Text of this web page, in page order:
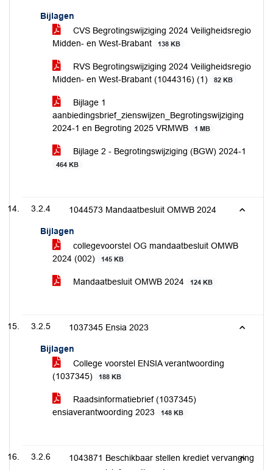
Bijlagen
CVS Begrotingswijziging 2024 Veiligheidsregio
Midden- en West-Brabant
138 KB
RVS Begrotingswijziging 2024 Veiligheidsregio
Midden- en West-Brabant (1044316) (1)
82 KB
Bijlage 1
aanbiedingsbrief_zienswijzen_Begrotingswijziging
2024-1 en Begroting 2025 VRMWB
1 MB
Bijlage 2 - Begrotingswijziging (BGW) 2024-1
464 KB
3.2.4 1044573 Mandaatbesluit OMWB 2024
Bijlagen
collegevoorstel OG mandaatbesluit OMWB
2024 (002)
145 KB
Mandaatbesluit OMWB 2024 124 KB
3.2.5 1037345 Ensia 2023
Bijlagen
College voorstel ENSIA verantwoording
(1037345)
188 KB
Raadsinformatiebrief (1037345)
ensiaverantwoording 2023
148 KB
3.2.6
1043871 Beschikbaar stellen krediet vervanging